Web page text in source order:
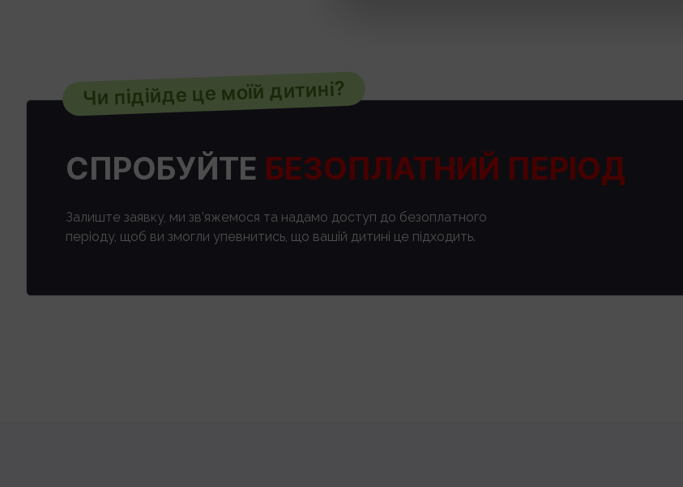
Чи підійде це моїй дитині?
СПРОБУЙТЕ БЕЗОПЛАТНИЙ ПЕРІОД
Залиште заявку, ми зв’яжемося та надамо доступ до безоплатного
періоду, щоб ви змогли упевнитись, що вашій дитині це підходить.